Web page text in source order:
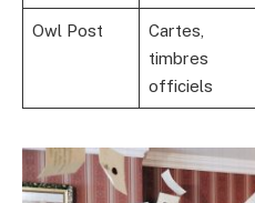
Owl Post
Cartes,
timbres
officiels